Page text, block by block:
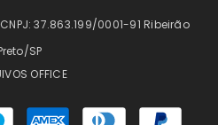
37.863.199/0001-91 Ribeirão
SP
OFFICE
Formas